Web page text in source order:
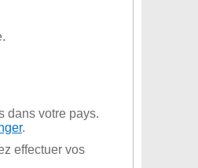
dans votre pays.
.
effectuer vos